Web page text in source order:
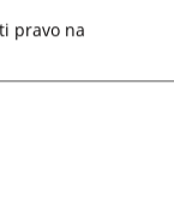
pravo na